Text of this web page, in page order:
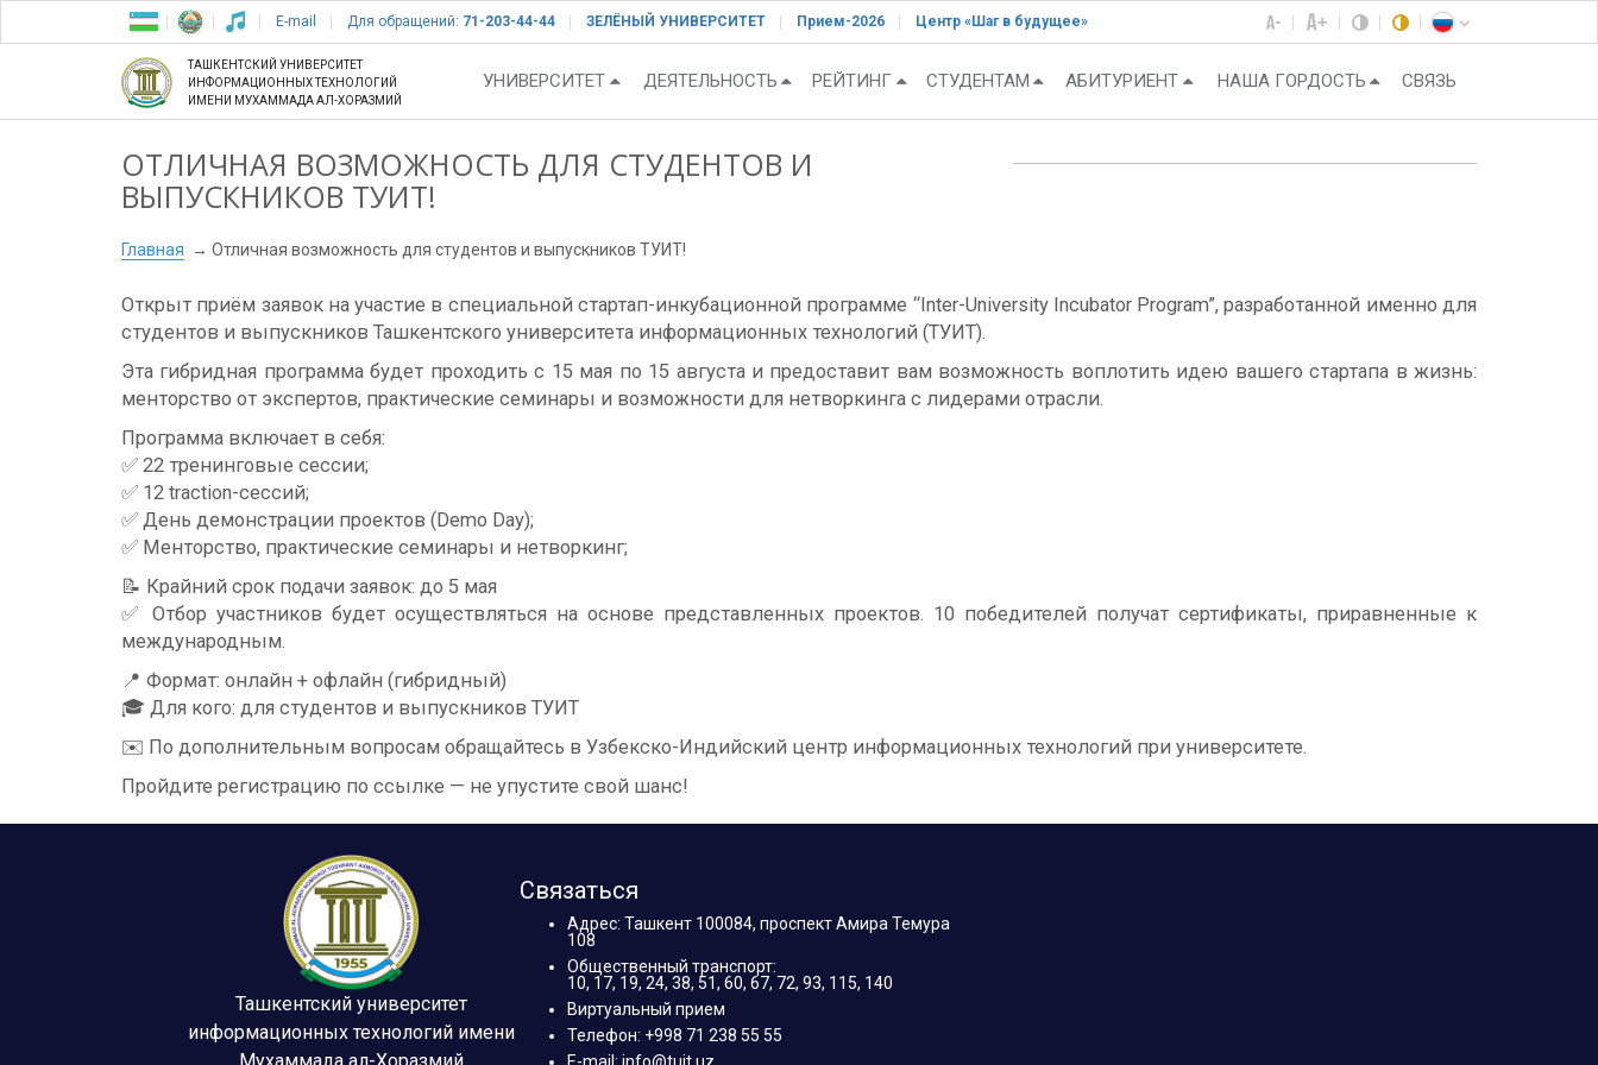
E-mail Для обращений: 71-203-44-44 ЗЕЛЁНЫЙ УНИВЕРСИТЕТ Прием-2026 Центр «Шаг в будущее»
ТАШКЕНТСКИЙ УНИВЕРСИТЕТ
ИНФОРМАЦИОННЫХ ТЕХНОЛОГИЙ
ИМЕНИ МУХАММАДА АЛ-ХОРАЗМИЙ
УНИВЕРСИТЕТ ДЕЯТЕЛЬНОСТЬ РЕЙТИНГ СТУДЕНТАМ АБИТУРИЕНТ НАША ГОРДОСТЬ СВЯЗЬ
ОТЛИЧНАЯ ВОЗМОЖНОСТЬ ДЛЯ СТУДЕНТОВ И
ВЫПУСКНИКОВ ТУИТ!
Главная Отличная возможность для студентов и выпускников ТУИТ!
Открыт приём заявок на участие в специальной стартап-инкубационной программе “Inter-University Incubator Program”, разработанной именно для
студентов и выпускников Ташкентского университета информационных технологий (ТУИТ).
Эта гибридная программа будет проходить с 15 мая по 15 августа и предоставит вам возможность воплотить идею вашего стартапа в жизнь:
менторство от экспертов, практические семинары и возможности для нетворкинга с лидерами отрасли.
Программа включает в себя:
✅ 22 тренинговые сессии;
✅ 12 traction-сессий;
✅ День демонстрации проектов (Demo Day);
✅ Менторство, практические семинары и нетворкинг;
📝 Крайний срок подачи заявок: до 5 мая
✅ Отбор участников будет осуществляться на основе представленных проектов. 10 победителей получат сертификаты, приравненные к
международным.
📍 Формат: онлайн + офлайн (гибридный)
🎓 Для кого: для студентов и выпускников ТУИТ
✉️ По дополнительным вопросам обращайтесь в Узбекско-Индийский центр информационных технологий при университете.
Пройдите регистрацию по ссылке — не упустите свой шанс!
Ташкентский университет
информационных технологий имени
Связаться
Адрес: Ташкент 100084, проспект Амира Темура
108
Общественный транспорт:
10, 17, 19, 24, 38, 51, 60, 67, 72, 93, 115, 140
Виртуальный прием
Телефон: +998 71 238 55 55